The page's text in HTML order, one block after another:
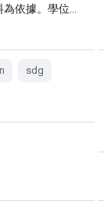
依據。學位…
sdg